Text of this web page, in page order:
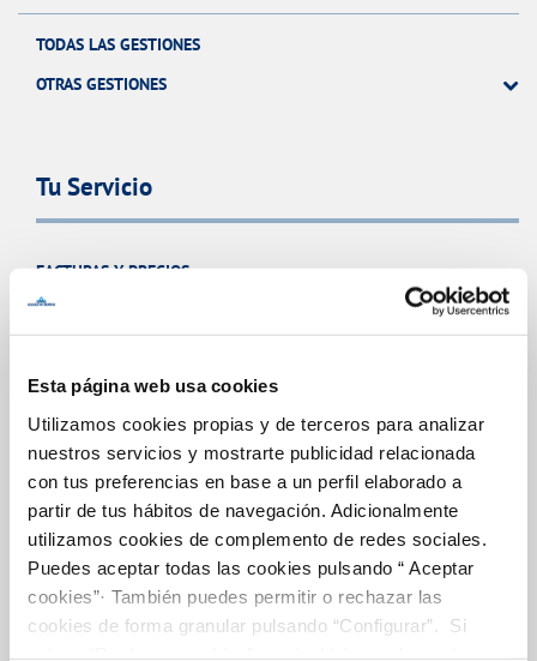
Esta página web usa cookies
Utilizamos cookies propias y de terceros para analizar
nuestros servicios y mostrarte publicidad relacionada
con tus preferencias en base a un perfil elaborado a
partir de tus hábitos de navegación. Adicionalmente
utilizamos cookies de complemento de redes sociales.
Puedes aceptar todas las cookies pulsando “ Aceptar
cookies”· También puedes permitir o rechazar las
cookies de forma granular pulsando “Configurar”. Si
TODAS LAS GESTIONES
OTRAS GESTIONES
Tu Servicio
FACTURAS Y PRECIOS
ATENCIÓN AL CLIENTE
Tu Agua
NUESTRO PAPEL EN EL CICLO URBANO
CALIDAD
CUIDADOS DEL AGUA